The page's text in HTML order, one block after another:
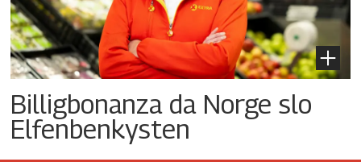
Billigbonanza da Norge slo
Elfenbenkysten